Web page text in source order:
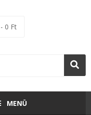
0 Ft
MENÜ